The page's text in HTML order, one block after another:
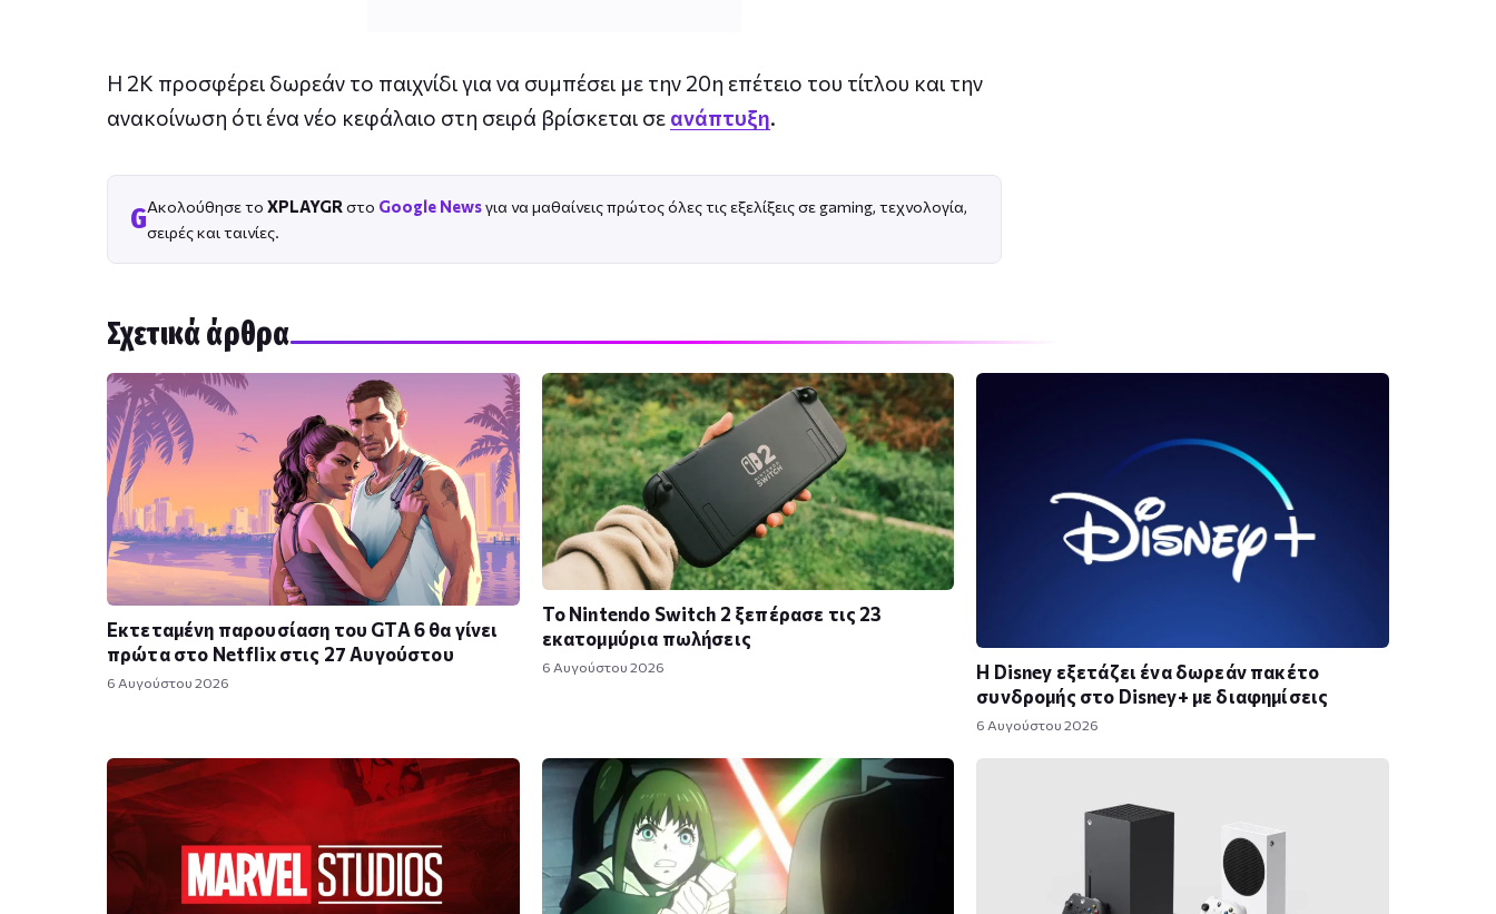
Η 2K προσφέρει δωρεάν το παιχνίδι για να συμπέσει με την 20η επέτειο του τίτλου και την
ανακοίνωση ότι ένα νέο κεφάλαιο στη σειρά βρίσκεται σε ανάπτυξη.
GΑκολούθησε το XPLAYGR στο Google Newsγια να μαθαίνεις πρώτος όλες τις εξελίξεις σε gaming, τεχνολογία,
σειρές και ταινίες.
Σχετικά άρθρα
Εκτεταμένη παρουσίαση του GTA 6 θα γίνει
πρώτα στο Netflix στις 27 Αυγούστου
6 Αυγούστου 2026
Το Nintendo Switch 2 ξεπέρασε τις 23
εκατομμύρια πωλήσεις
6 Αυγούστου 2026
Η Disney εξετάζει ένα δωρεάν πακέτο
συνδρομής στο Disney+ με διαφημίσεις
6 Αυγούστου 2026